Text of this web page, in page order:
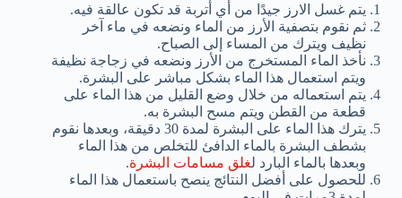
يتم غسل الارز جيدًا من أي أتربة قد تكون عالقة فيه.
ثم نقوم بتصفية الأرز من الماء ونضعه في ماء آخر
نظيف ويترك من المساء إلى الصباح.
نأخذ الماء المستخرج من الأرز ونضعه في زجاجة نظيفة
ويتم استعمال هذا الماء بشكل مباشر على البشرة.
يتم استعماله من خلال وضع القليل من هذا الماء على
قطعة من القطن ويتم مسح البشرة به.
يترك هذا الماء على البشرة لمدة 30 دقيقة، وبعدها نقوم
بشطف البشرة بالماء الدافئ للتخلص من هذا الماء
وبعدها بالماء البارد لغلق مسامات البشرة.
للحصول على أفضل النتائج ينصح باستعمال هذا الماء